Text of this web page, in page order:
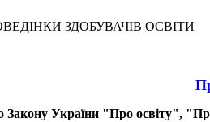
ЗДОБУВАЧІВ ОСВІТИ
Закону України "Про освіту",